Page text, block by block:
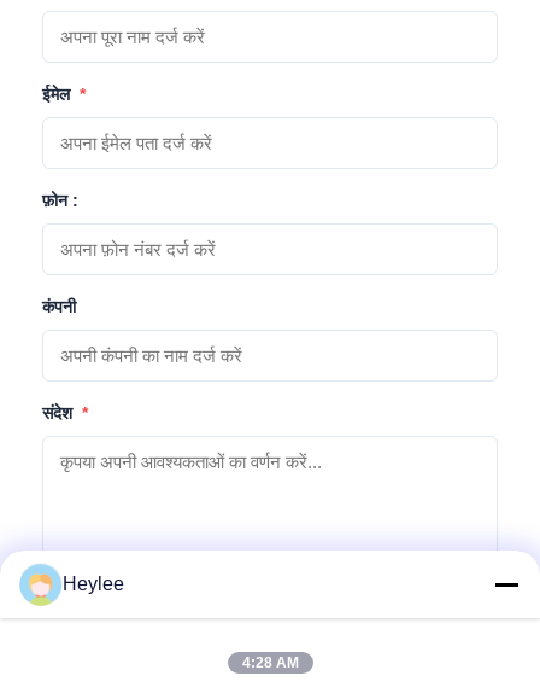
ईमेल *
फ़ोन :
कंपनी
संदेश *
Heylee
4:28 AM